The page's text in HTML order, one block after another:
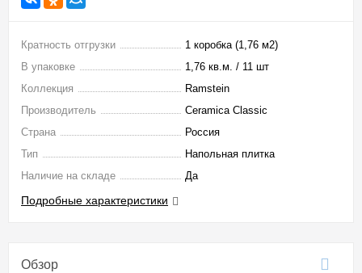
Кратность отгрузки
1 коробка (1,76 м2)
В упаковке
1,76 кв.м. / 11 шт
Коллекция
Ramstein
Производитель
Ceramica Classic
Страна
Россия
Тип
Напольная плитка
Наличие на складе
Да
Подробные характеристики
Обзор